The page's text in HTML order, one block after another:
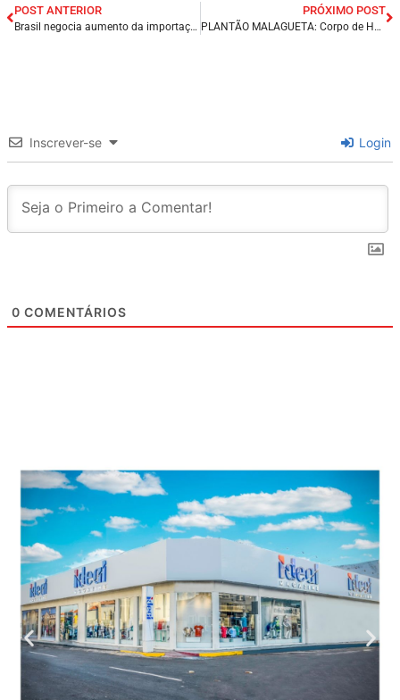
POST ANTERIOR
Brasil negocia aumento da importação de potássio da Jordânia.
PRÓXIMO POST
PLANTÃO MALAGUETA: Corpo de Homem é encontrado pegando fogo em São Luís/MA.
Inscrever-se Login
0 COMENTÁRIOS